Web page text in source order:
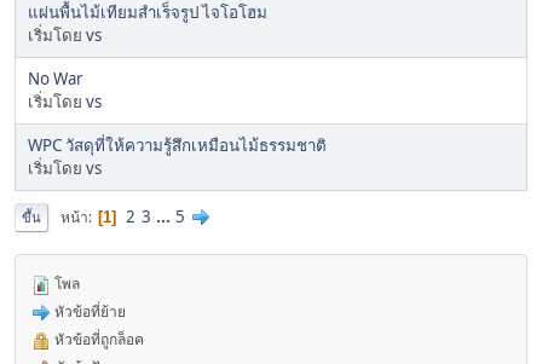
แผ่นพื้นไม้เทียมสำเร็จรูป ไจโอโฮม
เริ่มโดย vs
No War
เริ่มโดย vs
WPC วัสดุที่ให้ความรู้สึกเหมือนไม้ธรรมชาติ
เริ่มโดย vs
ขึ้น หน้า 1 2 3 ... 5
โพล
หัวข้อที่ย้าย
หัวข้อที่ถูกล็อค